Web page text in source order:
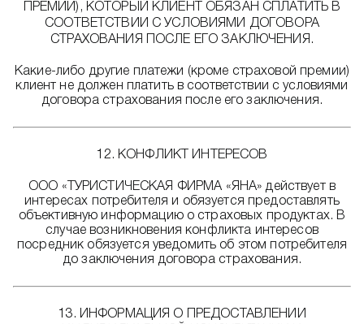
ПРЕМИИ), КОТОРЫЙ КЛИЕНТ ОБЯЗАН СПЛАТИТЬ В
СООТВЕТСТВИИ С УСЛОВИЯМИ ДОГОВОРА
СТРАХОВАНИЯ ПОСЛЕ ЕГО ЗАКЛЮЧЕНИЯ.
Какие-либо другие платежи (кроме страховой премии)
клиент не должен платить в соответствии с условиями
договора страхования после его заключения.
12. КОНФЛИКТ ИНТЕРЕСОВ
ООО «ТУРИСТИЧЕСКАЯ ФИРМА «ЯНА» действует в
интересах потребителя и обязуется предоставлять
объективную информацию о страховых продуктах. В
случае возникновения конфликта интересов
посредник обязуется уведомить об этом потребителя
до заключения договора страхования.
13. ИНФОРМАЦИЯ О ПРЕДОСТАВЛЕНИИ